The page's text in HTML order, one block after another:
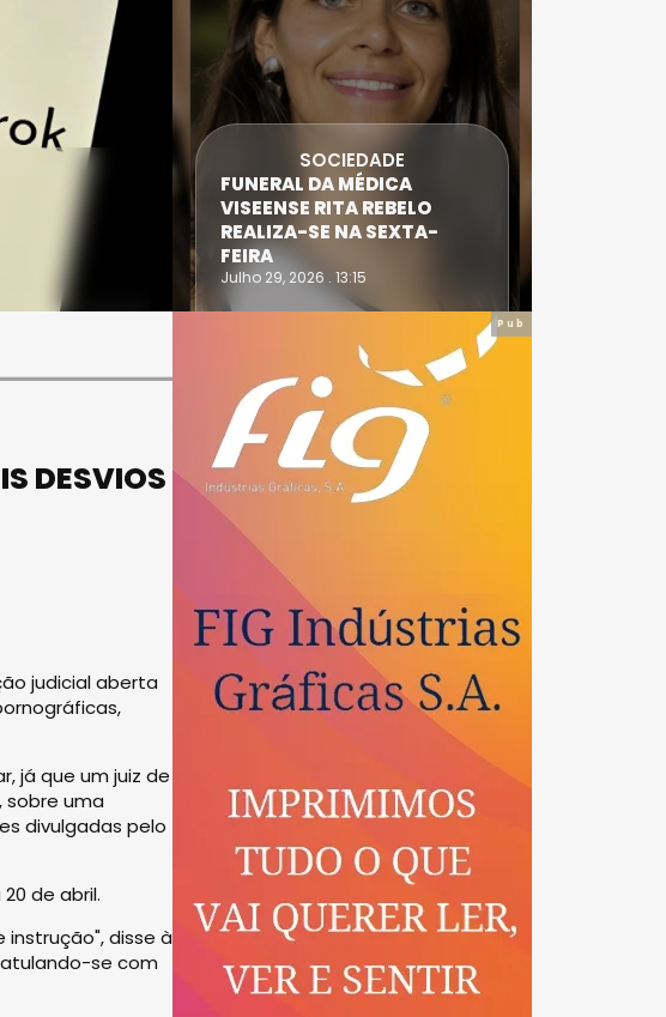
DESVIOS
judicial aberta
já que um juiz de
uma
divulgadas pelo
de abril.
disse à
se com
SOCIEDADE
FUNERAL DA MÉDICA
VISEENSE RITA REBELO
REALIZA-SE NA SEXTA-
FEIRA
Julho 29, 2026 . 13:15
Pub